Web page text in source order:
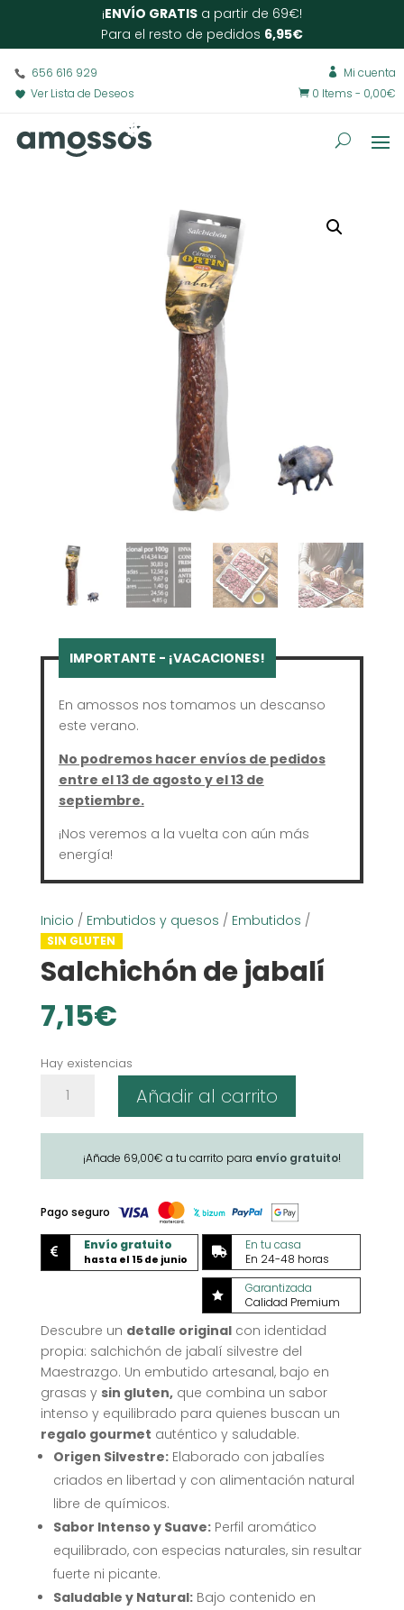
¡ENVÍO GRATIS a partir de 69€!
Para el resto de pedidos 6,95€
656 616 929
Ver Lista de Deseos
 Mi cuenta
 0 Items - 0,00€
En amossos nos tomamos un descanso
este verano.
No podremos hacer envíos de pedidos
entre el 13 de agosto y el 13 de
septiembre.
¡Nos veremos a la vuelta con aún más
energía!
Inicio / Embutidos y quesos / Embutidos /
SIN GLUTEN
Salchichón de jabalí
7,15€
Hay existencias
Añadir al carrito
¡Añade 69,00€ a tu carrito para envío gratuito!
Pago seguro
 Envío gratuito
hasta el 15 de junio

En tu casa
En 24-48 horas

Garantizada
Calidad Premium
Descubre un detalle originalcon identidad
propia: salchichón de jabalí silvestre del
Maestrazgo. Un embutido artesanal, bajo en
grasas y sin gluten,que combina un sabor
intenso y equilibrado para quienes buscan un
regalo gourmet auténtico y saludable.
Origen Silvestre:Elaborado con jabalíes
criados en libertad y con alimentación natural
libre de químicos.
Sabor Intenso y Suave:Perfil aromático
equilibrado, con especias naturales, sin resultar
fuerte ni picante.
Saludable y Natural:Bajo contenido en